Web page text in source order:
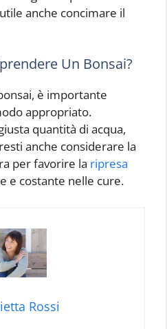
anche concimare il
Un Bonsai?
è importante
appropriato.
quantità di acqua,
anche considerare la
per favorire la ripresa
e costante nelle cure.
Rossi